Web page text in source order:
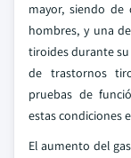
mayor, siendo de
hombres, y una
tiroides durante su
de trastornos
pruebas de
estas condiciones
El aumento del